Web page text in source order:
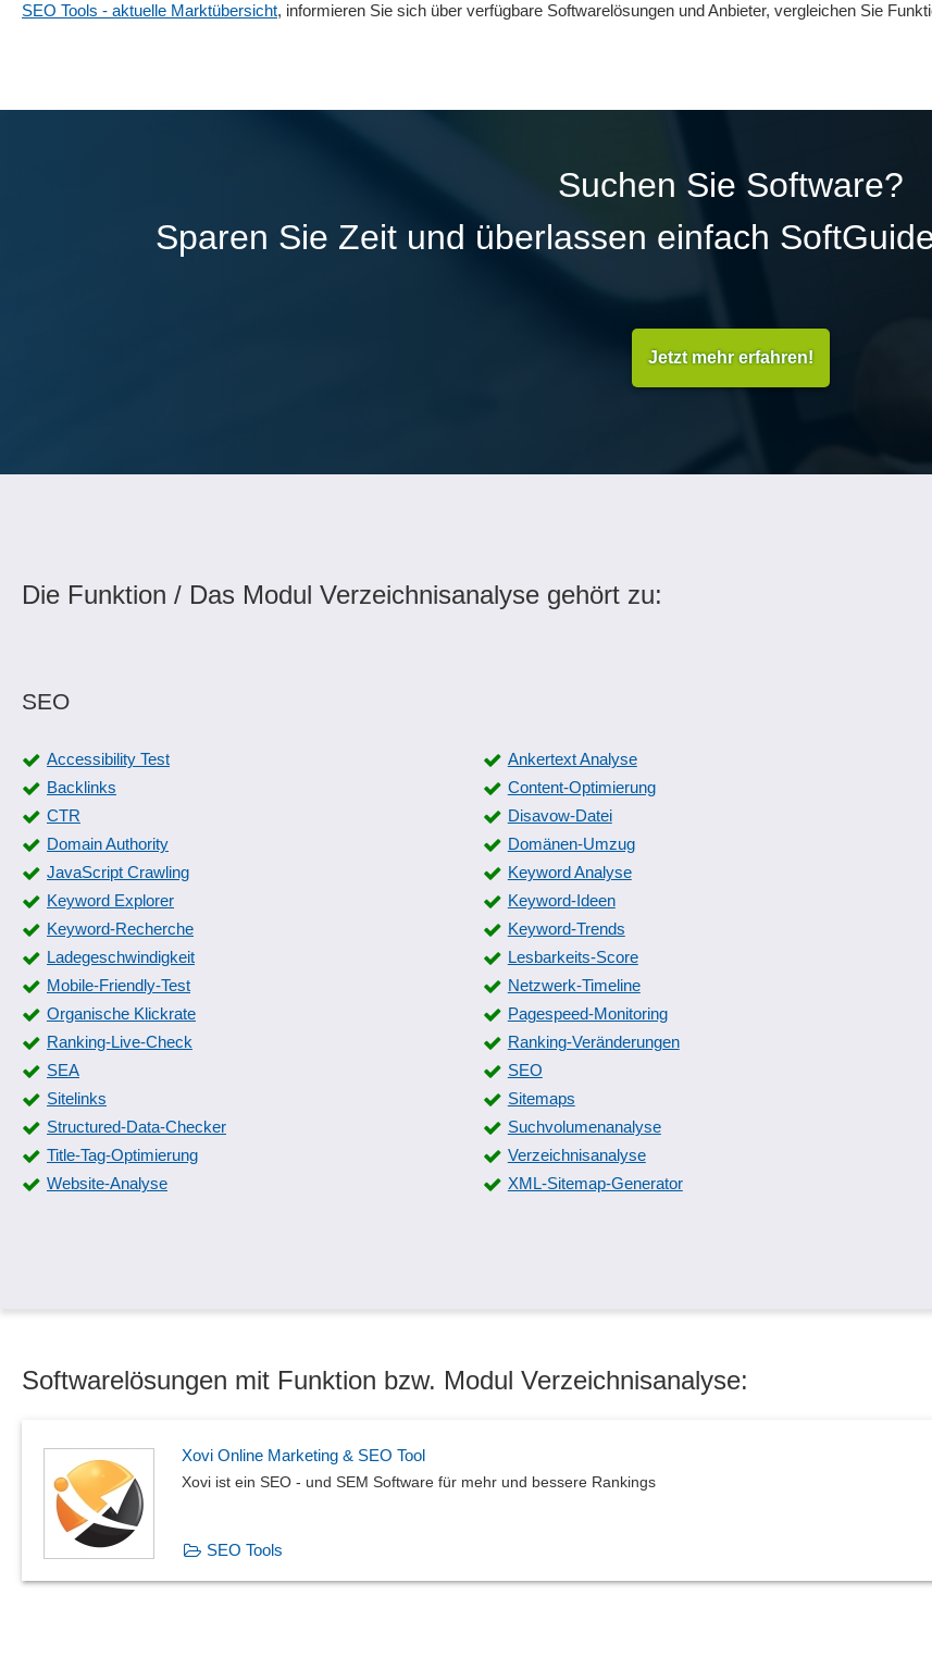
SEO Tools - aktuelle Marktübersicht, informieren Sie sich über verfügbare Softwarelösungen und Anbieter, vergleichen Sie
Suchen Sie Software?
Sparen Sie Zeit und überlassen einfach
Jetzt mehr erfahren!
Die Funktion / Das Modul Verzeichnisanalyse gehört zu:
SEO
Accessibility Test Ankertext Analyse
Backlinks
Content-Optimierung
CTR
Disavow-Datei
Domain Authority
Domänen-Umzug
JavaScript Crawling
Keyword Analyse
Keyword Explorer
Keyword-Ideen
Keyword-Recherche
Keyword-Trends
Ladegeschwindigkeit
Lesbarkeits-Score
Mobile-Friendly-Test
Netzwerk-Timeline
Organische Klickrate
Pagespeed-Monitoring
Ranking-Live-Check
Ranking-Veränderungen
SEA
SEO
Sitelinks
Sitemaps
Structured-Data-Checker
Suchvolumenanalyse
Title-Tag-Optimierung
Verzeichnisanalyse
Website-Analyse
XML-Sitemap-Generator
Softwarelösungen mit Funktion bzw. Modul Verzeichnisanalyse:
Xovi Online Marketing & SEO Tool
Xovi ist ein SEO - und SEM Software für mehr und bessere Rankings
SEO Tools